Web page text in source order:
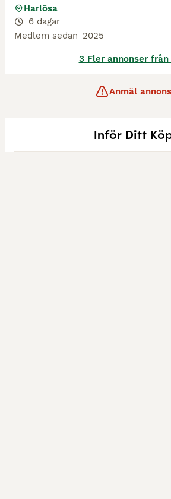
Harlösa
6 dagar
Medlem sedan 2025
3 Fler annonser
Anmäl annons
Inför Ditt